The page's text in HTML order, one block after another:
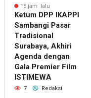
15 jam lalu
Ketum DPP IKAPPI
Sambangi Pasar
Tradisional
Surabaya, Akhiri
Agenda dengan
Gala Premier Film
ISTIMEWA
7 Redaksi